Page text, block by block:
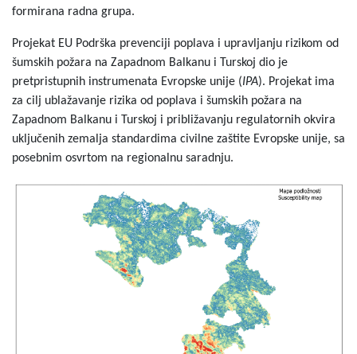
formirana radna grupa.
Projekat EU Podrška prevenciji poplava i upravljanju rizikom od
šumskih požara na Zapadnom Balkanu i Turskoj dio je
pretpristupnih instrumenata Evropske unije (IPA). Projekat ima
za cilj ublažavanje rizika od poplava i šumskih požara na
Zapadnom Balkanu i Turskoj i približavanju regulatornih okvira
uključenih zemalja standardima civilne zaštite Evropske unije, sa
posebnim osvrtom na regionalnu saradnju.